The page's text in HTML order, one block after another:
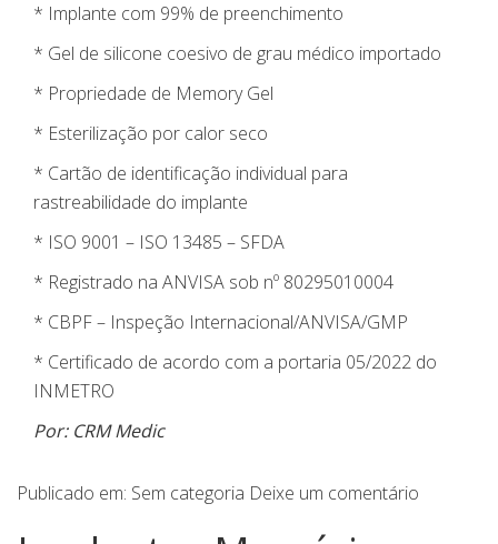
* Implante com 99% de preenchimento
* Gel de silicone coesivo de grau médico importado
* Propriedade de Memory Gel
* Esterilização por calor seco
* Cartão de identificação individual para
rastreabilidade do implante
* ISO 9001 – ISO 13485 – SFDA
* Registrado na ANVISA sob nº 80295010004
* CBPF – Inspeção Internacional/ANVISA/GMP
* Certificado de acordo com a portaria 05/2022 do
INMETRO
Por: CRM Medic
Publicado em: Sem categoria Deixe um comentário